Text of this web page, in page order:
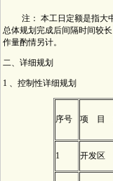
注： 本工日定额是指大中
总体规划完成后间隔时间较
作量酌情另计。
二、详细规划
1 、控制性详细规划
序号 项 目
1 开发区